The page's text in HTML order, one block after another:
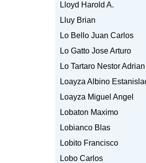
Lloyd Harold A.
Lluy Brian
Lo Bello Juan Carlos
Lo Gatto Jose Arturo
Lo Tartaro Nestor Adrian
Loayza Albino
Loayza Miguel Angel
Lobaton Maximo
Lobianco Blas
Lobito Francisco
Lobo Carlos